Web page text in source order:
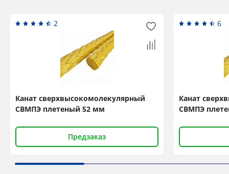
2
Канат сверхвысокомолекулярный
СВМПЭ плетеный 52 мм
Предзаказ
6
Канат
СВМПЭ